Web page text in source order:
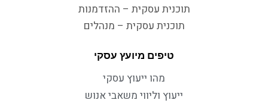
תוכנית עסקית – ההזדמנות
תוכנית עסקית – מנהלים
טיפים מיועץ עסקי
מהו ייעוץ עסקי
ייעוץ וליווי משאבי אנוש